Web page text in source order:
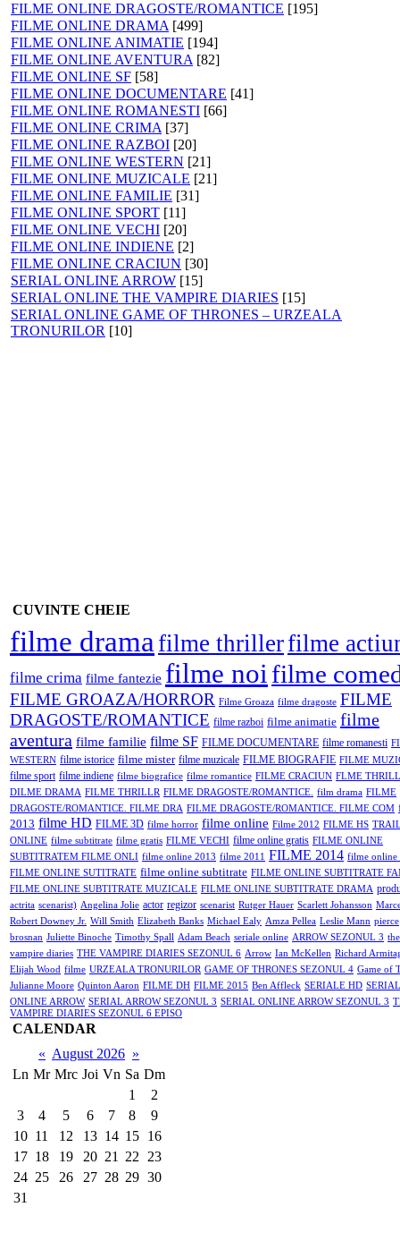
FILME ONLINE DRAGOSTE/ROMANTICE [195]
FILME ONLINE DRAMA [499]
FILME ONLINE ANIMATIE [194]
FILME ONLINE AVENTURA [82]
FILME ONLINE SF [58]
FILME ONLINE DOCUMENTARE [41]
FILME ONLINE ROMANESTI [66]
FILME ONLINE CRIMA [37]
FILME ONLINE RAZBOI [20]
FILME ONLINE WESTERN [21]
FILME ONLINE MUZICALE [21]
FILME ONLINE FAMILIE [31]
FILME ONLINE SPORT [11]
FILME ONLINE VECHI [20]
FILME ONLINE INDIENE [2]
FILME ONLINE CRACIUN [30]
SERIAL ONLINE ARROW [15]
SERIAL ONLINE THE VAMPIRE DIARIES [15]
SERIAL ONLINE GAME OF THRONES – URZEALA
TRONURILOR [10]
CUVINTE CHEIE
filme drama filme thrillerfilme
filme crima filme fantezie filme noifilme
FILME GROAZA/HORROR Filme Groaza filme dragoste FILME
DRAGOSTE/ROMANTICE filme razboi filme animatie filme
aventura filme familie filme SF FILME DOCUMENTARE filme romanesti
WESTERN filme istorice filme mister filme muzicale FILME BIOGRAFIE FILME
filme sport filme indiene filme biografice filme romantice FILME CRACIUN FLME
DILME DRAMA FILME THRILLR FILME DRAGOSTE/ROMANTICE. film drama FILME
DRAGOSTE/ROMANTICE. FILME DRA FILME DRAGOSTE/ROMANTICE. FILME COM
2013 filme HD FILME 3D filme horror filme online Filme 2012 FILME HS
ONLINE filme subtitrate filme gratis FILME VECHI filme online gratis FILME ONLINE
SUBTITRATEM FILME ONLI filme online 2013 filme 2011 FILME 2014 filme online
FILME ONLINE SUTITRATE filme online subtitrate FILME ONLINE SUBTITRATE
FILME ONLINE SUBTITRATE MUZICALE FILME ONLINE SUBTITRATE DRAMA
actrita scenarist) Angelina Jolie actor regizor scenarist Rutger Hauer Scarlett Johansson
Robert Downey Jr. Will Smith Elizabeth Banks Michael Ealy Amza Pellea Leslie Mann pierce
brosnan Juliette Binoche Timothy Spall Adam Beach seriale online ARROW SEZONUL 3 the
vampire diaries THE VAMPIRE DIARIES SEZONUL 6 Arrow Ian McKellen Richard
Elijah Wood filme URZEALA TRONURILOR GAME OF THRONES SEZONUL 4 Game of
Julianne Moore Quinton Aaron FILME DH FILME 2015 Ben Affleck SERIALE HD SERIAL
ONLINE ARROW SERIAL ARROW SEZONUL 3 SERIAL ONLINE ARROW SEZONUL 3
VAMPIRE DIARIES SEZONUL 6 EPISO
CALENDAR
« August 2026 »
Ln Mr Mrc Joi Vn Sa Dm
1
2
3
4 5 6 7 8
9
10 11 12 13 14 15 16
17 18 19 20 21 22
23
24 25 26 27 28 29 30
31